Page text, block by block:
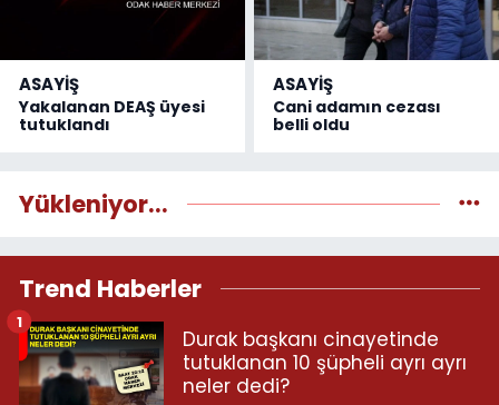
ASAYİŞ
Yakalanan DEAŞ üyesi
tutuklandı
ASAYİŞ
Cani adamın cezası
belli oldu
Yükleniyor...
Trend Haberler
Durak başkanı cinayetinde
tutuklanan 10 şüpheli ayrı ayrı
neler dedi?
1